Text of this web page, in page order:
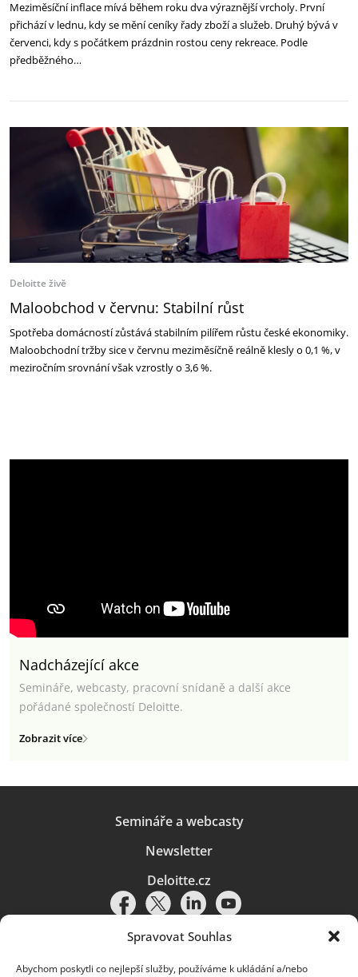
Spravovat Souhlas
Abychom poskytli co nejlepší služby, používáme k ukládání a/nebo
Meziměsíční inflace mívá během roku dva výraznější vrcholy. První
přichází v lednu, kdy se mění ceníky řady zboží a služeb. Druhý bývá v
červenci, kdy s počátkem prázdnin rostou ceny rekreace. Podle
předběžného…
Deloitte živě
Maloobchod v červnu: Stabilní růst
Spotřeba domácností zůstává stabilním pilířem růstu české ekonomiky.
Maloobchodní tržby sice v červnu meziměsíčně reálně klesly o 0,1 %, v
meziročním srovnání však vzrostly o 3,6 %.
Nadcházející akce
Semináře, webcasty, pracovní snídaně a další akce
pořádané společností Deloitte.
Zobrazit více
Semináře a webcasty
Newsletter
Deloitte.cz